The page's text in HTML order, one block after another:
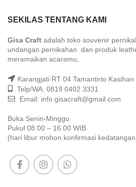
SEKILAS TENTANG KAMI
Gisa Craft adalah toko souvenir
undangan pernikahan dan produk
meramaikan acaramu,
Karangjati RT 04 Tamantirto Kasihan
Telp/WA: 0819 0402 3331
Email: info.gisacraft@gmail.com
Buka Senin-Minggu
Pukul 08.00 – 16.00 WIB
(hari libur mohon konfirmasi